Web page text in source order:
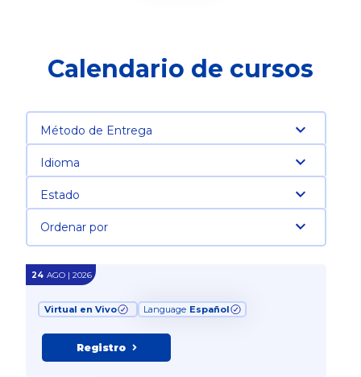
Calendario de cursos
Método de Entrega
Idioma
Estado
Ordenar por
24 AGO | 2026
Virtual en Vivo Language Español
Registro